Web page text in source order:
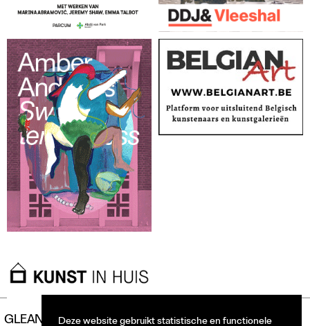
GLEAN Deze website gebruikt statistische en functionele